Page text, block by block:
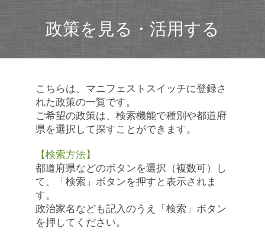
政策を見る・活用する
こちらは、マニフェストスイッチに登録さ
れた政策の一覧です。
ご希望の政策は、検索機能で種別や都道府
県を選択して探すことができます。
【検索方法】
都道府県などのボタンを選択（複数可）し
て、「検索」ボタンを押すと表示されま
す。
政治家名なども記入のうえ「検索」ボタン
を押してください。